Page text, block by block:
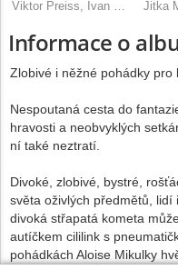
Viktor Preiss, Ivan Trojan
Informace o
Zlobivé i něžné pohádky pro
Nespoutaná cesta do
hravosti a neobvyklých
ní také neztratí.
Divoké, zlobivé, bystré,
světa oživlých předmětů,
divoká střapatá kometa
autíčkem cililink s
pohádkách Aloise Mikulky